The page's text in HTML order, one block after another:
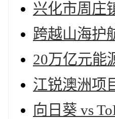
兴化市周庄
跨越山海护
20万亿元能
江锐澳洲项
向日葵 vs